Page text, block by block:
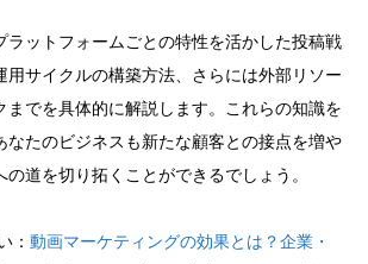
ラットフォームごとの特性を活かした投稿戦
用サイクルの構築方法、さらには外部リソー
までを具体的に解説します。これらの知識を
なたのビジネスも新たな顧客との接点を増や
の道を切り拓くことができるでしょう。
： 動画マーケティングの効果とは？企業・